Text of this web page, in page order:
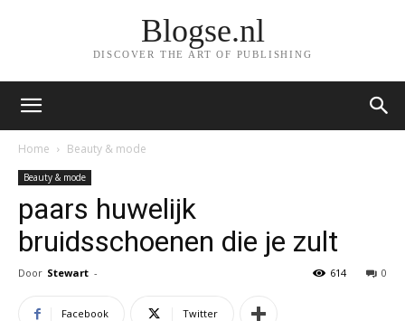
Blogse.nl
DISCOVER THE ART OF PUBLISHING
Home Beauty & mode
Beauty & mode
paars huwelijk
bruidsschoenen die je zult
Door Stewart - 0
614
Facebook Twitter